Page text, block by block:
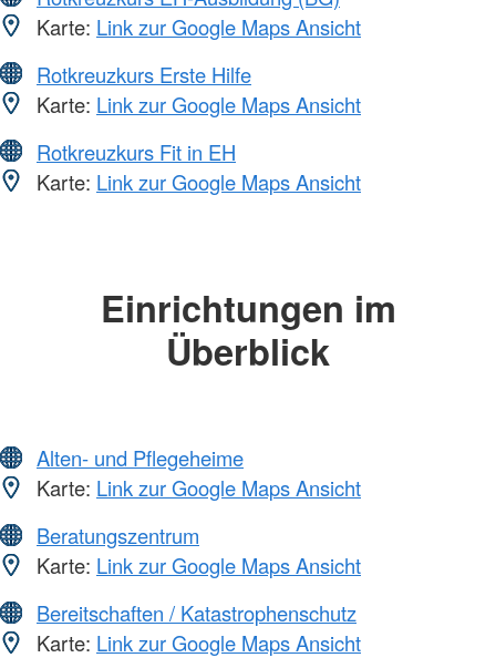
Karte: Link zur Google Maps Ansicht
Rotkreuzkurs Erste Hilfe
Karte: Link zur Google Maps Ansicht
Rotkreuzkurs Fit in EH
Karte: Link zur Google Maps Ansicht
Einrichtungen im
Überblick
Alten- und Pflegeheime
Karte: Link zur Google Maps Ansicht
Beratungszentrum
Karte: Link zur Google Maps Ansicht
Bereitschaften / Katastrophenschutz
Karte: Link zur Google Maps Ansicht